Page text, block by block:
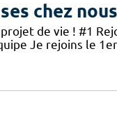
chez
de vie ! #1
Je rejoins le